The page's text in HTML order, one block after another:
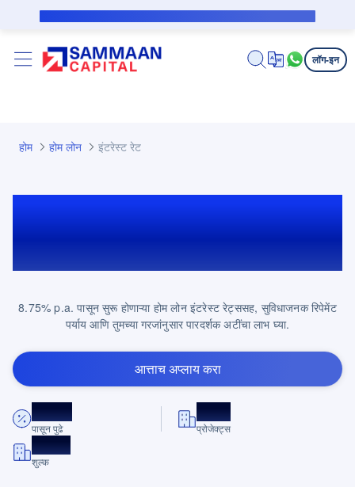
मुख्य घटक वगळा
लॉग-इन
होम होम लोन इंटरेस्ट रेट
होम लोन इंटरेस्ट रेट्स - ऑगस्ट
8.75% p.a. पासून सुरू होणाऱ्या होम लोन इंटरेस्ट रेट्ससह, सुविधाजनक रिपेमेंट
पर्याय आणि तुमच्या गरजांनुसार पारदर्शक अटींचा लाभ घ्या.
आत्ताच अप्लाय करा
8.75%*
पासून पुढे
10K+
प्रोजेक्ट्स
पारदर्शक
शुल्क